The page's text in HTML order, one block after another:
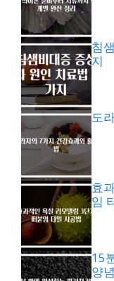
침
지
도
효
임
15
양